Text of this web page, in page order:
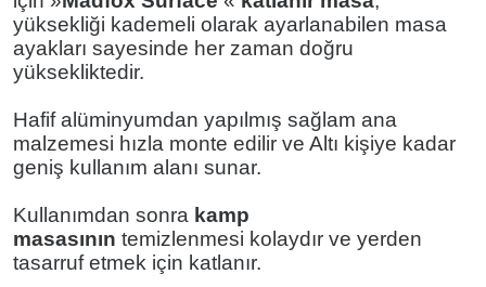
yüksekliği kademeli olarak ayarlanabilen masa
ayakları sayesinde her zaman doğru
yüksekliktedir.
Hafif alüminyumdan yapılmış sağlam ana
malzemesi hızla monte edilir ve Altı kişiye kadar
geniş kullanım alanı sunar.
Kullanımdan sonra kamp
masasının temizlenmesi kolaydır ve yerden
tasarruf etmek için katlanır.